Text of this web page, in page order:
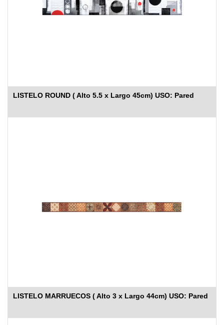
LISTELO ROUND ( Alto 5.5 x Largo 45cm) USO: Pared
LISTELO MARRUECOS ( Alto 3 x Largo 44cm) USO: Pared